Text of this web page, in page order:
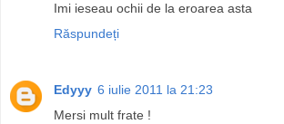
Imi ieseau ochii de la eroarea asta
Răspundeți
Edyyy 6 iulie 2011 la 21:23
Mersi mult frate !